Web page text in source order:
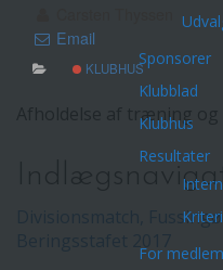
Sponsorer
Klubblad
Klubhus
Resultater
For
Email
KLUBHUS
Afholdelse af træning og
Divisionsmatch, Fussingø